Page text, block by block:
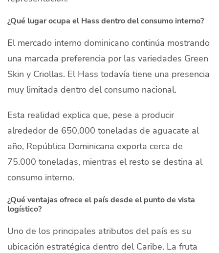
¿Qué lugar ocupa el Hass dentro del consumo interno?
El mercado interno dominicano continúa mostrando
una marcada preferencia por las variedades Green
Skin y Criollas. El Hass todavía tiene una presencia
muy limitada dentro del consumo nacional.
Esta realidad explica que, pese a producir
alrededor de 650.000 toneladas de aguacate al
año, República Dominicana exporta cerca de
75.000 toneladas, mientras el resto se destina al
consumo interno.
¿Qué ventajas ofrece el país desde el punto de vista
logístico?
Uno de los principales atributos del país es su
ubicación estratégica dentro del Caribe. La fruta